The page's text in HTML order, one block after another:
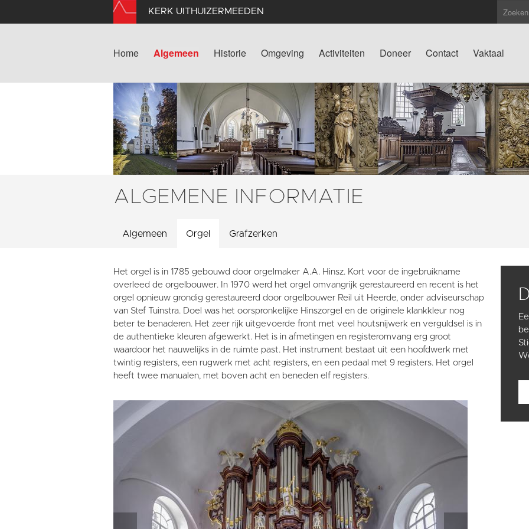
KERK UITHUIZERMEEDEN
Home Algemeen Historie Omgeving Activiteiten Doneer Contact Vaktaal
ALGEMENE INFORMATIE
Algemeen Orgel Grafzerken
Het orgel is in 1785 gebouwd door orgelmaker A.A. Hinsz. Kort voor de ingebruikname
overleed de orgelbouwer. In 1970 werd het orgel omvangrijk gerestaureerd en recent is het
orgel opnieuw grondig gerestaureerd door orgelbouwer Reil uit Heerde, onder adviseurschap
van Stef Tuinstra. Doel was het oorspronkelijke Hinszorgel en de originele klankkleur nog
beter te benaderen. Het zeer rijk uitgevoerde front met veel houtsnijwerk en verguldsel is in
de authentieke kleuren afgewerkt. Het is in afmetingen en registeromvang erg groot
waardoor het nauwelijks in de ruimte past. Het instrument bestaat uit een hoofdwerk met
twintig registers, een rugwerk met acht registers, en een pedaal met 9 registers. Het orgel
heeft twee manualen, met boven acht en beneden elf registers.